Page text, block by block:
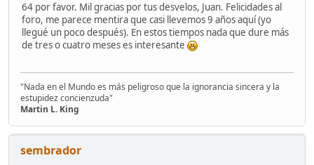
64 por favor. Mil gracias por tus desvelos, Juan. Felicidades al
foro, me parece mentira que casi llevemos 9 años aquí (yo
llegué un poco después). En estos tiempos nada que dure más
de tres o cuatro meses es interesante
"Nada en el Mundo es más peligroso que la ignorancia sincera y la
estupidez concienzuda"
Martin L. King
sembrador